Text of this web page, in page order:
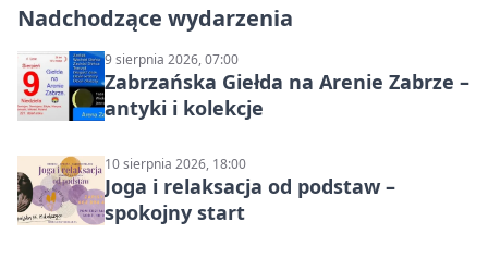
Nadchodzące wydarzenia
9 sierpnia 2026, 07:00
Zabrzańska Giełda na Arenie Zabrze –
antyki i kolekcje
10 sierpnia 2026, 18:00
Joga i relaksacja od podstaw –
spokojny start